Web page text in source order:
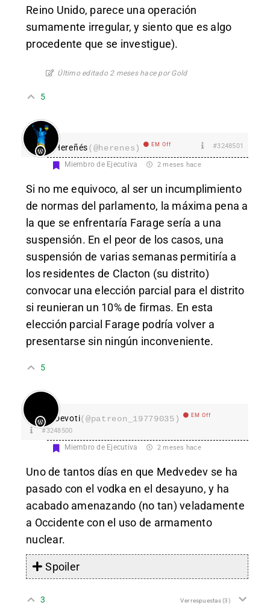
Reino Unido, parece una operación
sumamente irregular, y siento que es algo
procedente que se investigue).
Último editado 2 meses hace por Gold
5
Hereñés(@herenes) EM Off #3248501
Miembro de Ejecutiva 2 meses hace
Si no me equivoco, al ser un incumplimiento
de normas del parlamento, la máxima pena a
la que se enfrentaría Farage sería a una
suspensión. En el peor de los casos, una
suspensión de varias semanas permitiría a
los residentes de Clacton (su distrito)
convocar una elección parcial para el distrito
si reunieran un 10% de firmas. En esta
elección parcial Farage podría volver a
presentarse sin ningún inconveniente.
5
Devoti(@patreon_19779035) EM Off
#3248500
Miembro de Ejecutiva 2 meses hace
Uno de tantos días en que Medvedev se ha
pasado con el vodka en el desayuno, y ha
acabado amenazando (no tan) veladamente
a Occidente con el uso de armamento
nuclear.
Spoiler
3 Ver respuestas(3)